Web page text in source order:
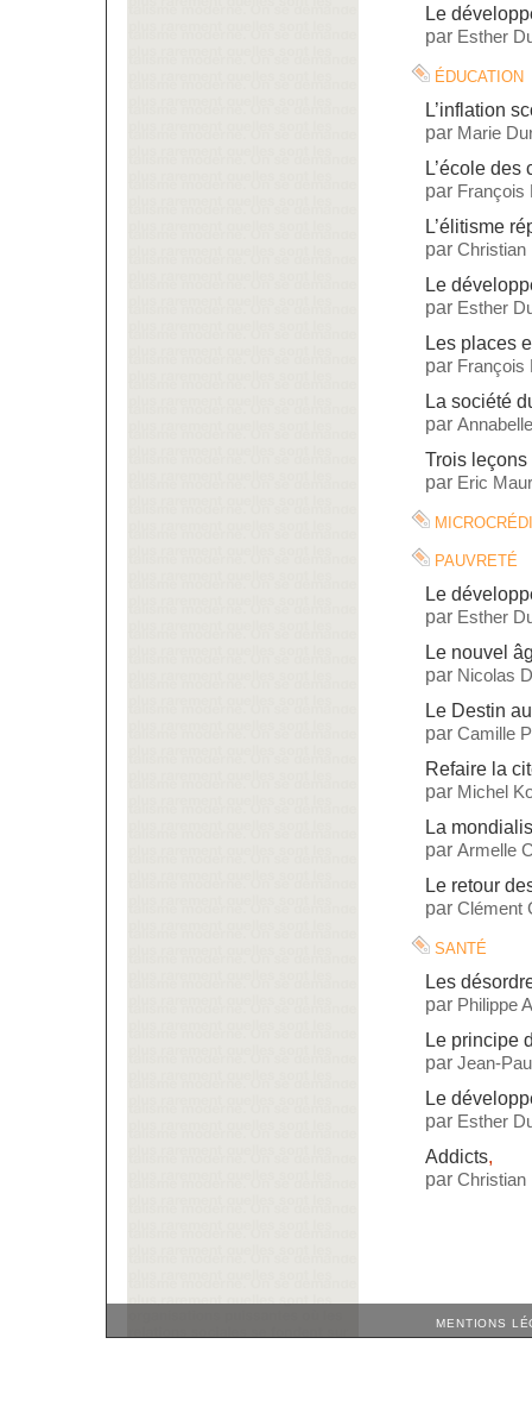
Le
par Esther
éducation
L’inflation
par Marie
L’école des
par François
L’élitisme
par Christian
Le
par Esther
Les places
par François
La société
par
Trois leçons
par Eric
pauvreté
Le
par Esther
Le nouvel
par Nicolas
Le Destin
par Camille
Refaire la
par Michel
La
par Armelle
Le retour
par Clément
santé
Les
par Philippe
Le principe
par Jean-
Le
par Esther
Addicts,
par Christian
MENTIONS